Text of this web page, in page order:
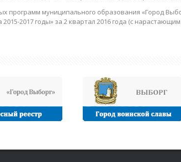
программ муниципального образования «Город
2017 годы» за 2 квартал 2016 года (с